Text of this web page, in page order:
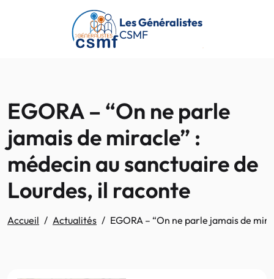
Passer au contenu principal
Les Généralistes
CSMF
EGORA – “On ne parle
jamais de miracle” :
médecin au sanctuaire de
Lourdes, il raconte
Accueil Actualités EGORA – “On ne parle jamais de